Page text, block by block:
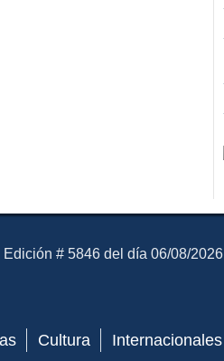
Diario
Edición # 5846 del día 06/08/2026
Cultura Internacionales